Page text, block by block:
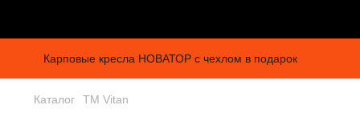
Карповые кресла НОВАТОР с чехлом в подарок
Каталог ТМ Vitan